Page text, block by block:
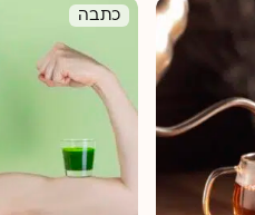
כתבה